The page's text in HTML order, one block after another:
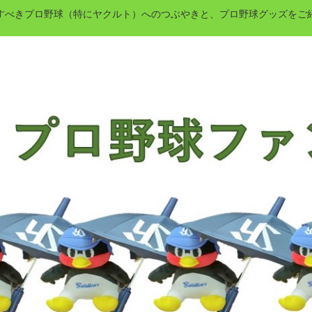
べきプロ野球（特にヤクルト）へのつぶやきと、プロ野球グッズをご